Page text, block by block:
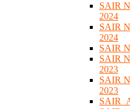
SAIR
2024
SAIR
2024
SAIR
SAIR
2023
SAIR
2023